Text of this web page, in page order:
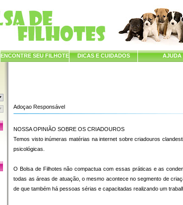
ENCONTRE SEU FILHOTE DICAS E CUIDADOS AJUDA
Adoçao Responsável
NOSSA OPINIÃO SOBRE OS CRIADOUROS
Temos visto inúmeras matérias na internet sobre criadouros
psicológicas.
O Bolsa de Filhotes não compactua com essas práticas e as
todas as áreas de atuação, o mesmo acontece no segmento de
de que também há pessoas sérias e capacitadas realizando um